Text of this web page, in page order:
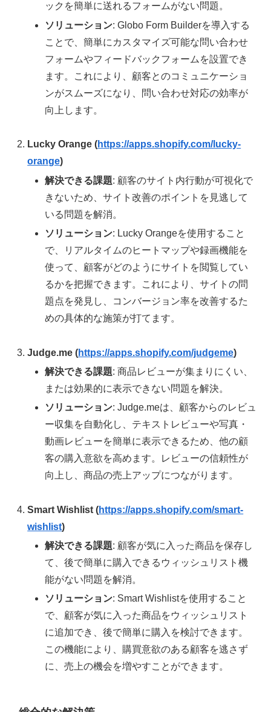
ックを簡単に送れるフォームがない問題。
ソリューション: Globo Form Builderを導入する
ことで、簡単にカスタマイズ可能な問い合わせ
フォームやフィードバックフォームを設置でき
ます。これにより、顧客とのコミュニケーショ
ンがスムーズになり、問い合わせ対応の効率が
向上します。
Lucky Orange (https://apps.shopify.com/lucky-
orange)
解決できる課題: 顧客のサイト内行動が可視化で
きないため、サイト改善のポイントを見逃して
いる問題を解消。
ソリューション: Lucky Orangeを使用すること
で、リアルタイムのヒートマップや録画機能を
使って、顧客がどのようにサイトを閲覧してい
るかを把握できます。これにより、サイトの問
題点を発見し、コンバージョン率を改善するた
めの具体的な施策が打てます。
Judge.me (https://apps.shopify.com/judgeme)
解決できる課題: 商品レビューが集まりにくい、
または効果的に表示できない問題を解決。
ソリューション: Judge.meは、顧客からのレビュ
ー収集を自動化し、テキストレビューや写真・
動画レビューを簡単に表示できるため、他の顧
客の購入意欲を高めます。レビューの信頼性が
向上し、商品の売上アップにつながります。
Smart Wishlist (https://apps.shopify.com/smart-
wishlist)
解決できる課題: 顧客が気に入った商品を保存し
て、後で簡単に購入できるウィッシュリスト機
能がない問題を解消。
ソリューション: Smart Wishlistを使用すること
で、顧客が気に入った商品をウィッシュリスト
に追加でき、後で簡単に購入を検討できます。
この機能により、購買意欲のある顧客を逃さず
に、売上の機会を増やすことができます。